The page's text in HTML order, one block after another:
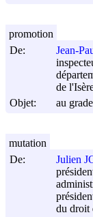
De:
Jean-
de
Objet:
au
promotion
De:
Julien
du droit
mutation